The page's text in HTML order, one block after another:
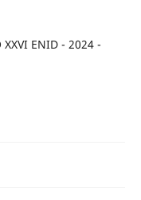
XXVI ENID - 2024 -